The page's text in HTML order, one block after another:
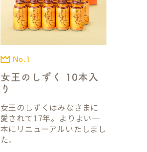
No.1
女王のしずく 10本入
り
女王のしずくはみなさまに
愛されて17年。よりよい一
本にリニューアルいたしまし
た。